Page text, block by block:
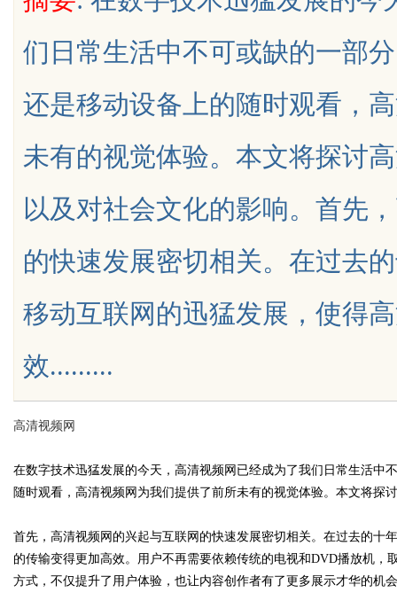
uz
们日常生活中不可或缺的一部
还是移动设备上的随时观看，
未有的视觉体验。本文将探讨
以及对社会文化的影响。首先
的快速发展密切相关。在过去
移动互联网的迅猛发展，使得
效.........
高清视频网
在数字技术迅猛发展的今天，高清视频网已经成为了我们日常生活中
随时观看，高清视频网为我们提供了前所未有的视觉体验。本文将探
首先，高清视频网的兴起与互联网的快速发展密切相关。在过去的十
的传输变得更加高效。用户不再需要依赖传统的电视和DVD播放机
方式，不仅提升了用户体验，也让内容创作者有了更多展示才华的机